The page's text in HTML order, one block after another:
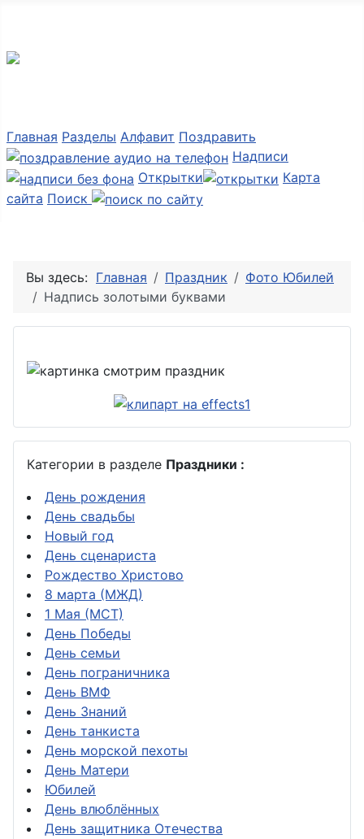
Главная Разделы Алфавит Поздравить
Надписи
Открытки
Карта
сайта Поиск
Вы здесь: Главная Праздник
Фото Юбилей
Надпись золотыми буквами
Категории в разделе Праздники :
День рождения
День свадьбы
Новый год
День сценариста
Рождество Христово
8 марта (МЖД)
1 Мая (МСТ)
День Победы
День семьи
День пограничника
День ВМФ
День Знаний
День танкиста
День морской пехоты
День Матери
Юбилей
День влюблённых
День защитника Отечества